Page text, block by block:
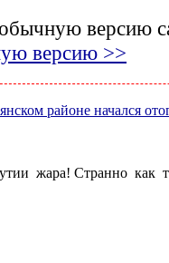
версию
версию >>
районе начался
жара! Странно как